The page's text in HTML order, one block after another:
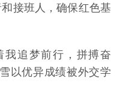
接班人，确保红色基
追梦前行，拼搏奋
以优异成绩被外交学